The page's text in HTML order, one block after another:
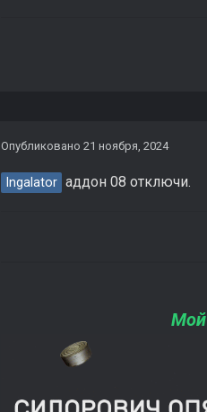
Опубликовано 21 ноября, 2024
Ingalator аддон 08 отключи.